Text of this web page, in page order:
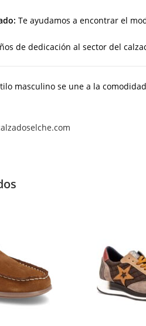
Te ayudamos a encontrar el
de dedicación al sector del
masculino se une a la